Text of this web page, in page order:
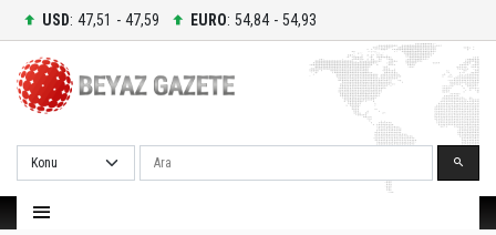
USD: 47,51 - 47,59 EURO: 54,84 - 54,93
Ara